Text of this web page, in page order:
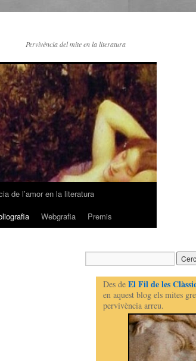
Pervivència del mite en la literatura
de l’amor en la literatura
Webgrafia Premis
Des deEl Fil de les
en aquest blog els mites
pervivència arreu.